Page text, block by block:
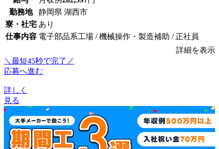
勤務地
静岡県 湖西市
寮・社宅 あり
仕事内容 電子部品系工場 / 機械操作・製造補助 / 正社員
詳細を表示
＼最短45秒で完了／
応募へ進む
詳しく
見る